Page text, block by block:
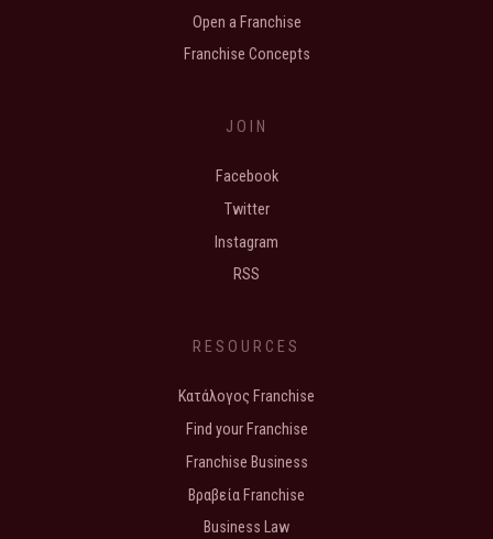
Open a Franchise
Franchise Concepts
JOIN
Facebook
Twitter
Instagram
RSS
RESOURCES
Κατάλογος Franchise
Find your Franchise
Franchise Business
Βραβεία Franchise
Business Law